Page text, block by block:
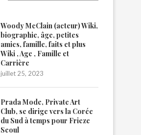
Woody McClain (acteur) Wiki,
biographie, âge, petites
amies, famille, faits et plus
Wiki , Age , Famille et
Carrière
juillet 25, 2023
Prada Mode, Private Art
Club, se dirige vers la Corée
du Sud à temps pour Frieze
Seoul